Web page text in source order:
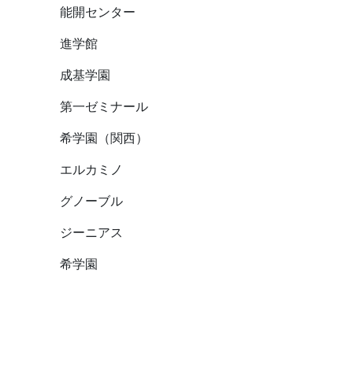
能開センター
進学館
成基学園
第一ゼミナール
希学園（関西）
エルカミノ
グノーブル
ジーニアス
希学園